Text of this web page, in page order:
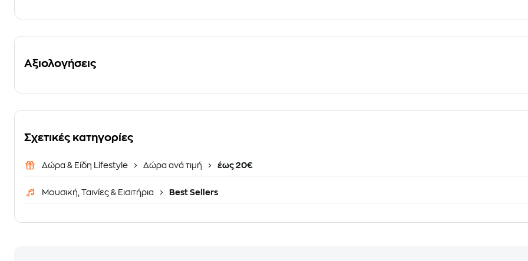
Αξιολογήσεις
Σχετικές κατηγορίες
Δώρα & Είδη Lifestyle Δώρα ανά τιμή έως 20€
Μουσική, Ταινίες & Εισιτήρια Best Sellers